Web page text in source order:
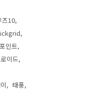
즈10
인트
이드
태풍